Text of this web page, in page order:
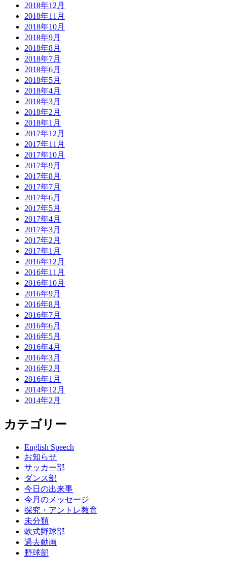
2018年12月
2018年11月
2018年10月
2018年9月
2018年8月
2018年7月
2018年6月
2018年5月
2018年4月
2018年3月
2018年2月
2018年1月
2017年12月
2017年11月
2017年10月
2017年9月
2017年8月
2017年7月
2017年6月
2017年5月
2017年4月
2017年3月
2017年2月
2017年1月
2016年12月
2016年11月
2016年10月
2016年9月
2016年8月
2016年7月
2016年6月
2016年5月
2016年4月
2016年3月
2016年2月
2016年1月
2014年12月
2014年2月
カテゴリー
English Speech
お知らせ
サッカー部
ダンス部
今日の出来事
今月のメッセージ
探究・アントレ教育
未分類
軟式野球部
過去動画
野球部